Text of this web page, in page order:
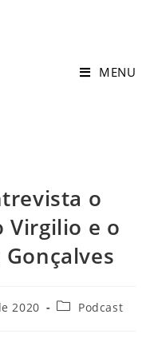
MENU
o
Virgilio e o
2020 Podcast